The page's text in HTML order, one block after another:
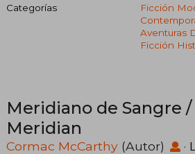
Categorías
Ficción
Aventuras
Ficción
Meridiano de Sangre
Meridian
Cormac McCarthy (Autor) ·